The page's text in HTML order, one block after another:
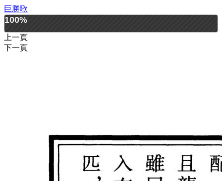
巨勝歌
100%
上一頁
下一頁